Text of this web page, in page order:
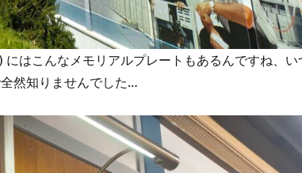
はこんなメモリアルプレートもあるんですね、い
然知りませんでした…